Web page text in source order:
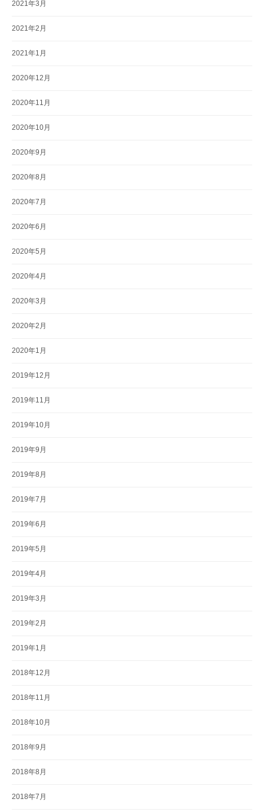
2021年3月
2021年2月
2021年1月
2020年12月
2020年11月
2020年10月
2020年9月
2020年8月
2020年7月
2020年6月
2020年5月
2020年4月
2020年3月
2020年2月
2020年1月
2019年12月
2019年11月
2019年10月
2019年9月
2019年8月
2019年7月
2019年6月
2019年5月
2019年4月
2019年3月
2019年2月
2019年1月
2018年12月
2018年11月
2018年10月
2018年9月
2018年8月
2018年7月